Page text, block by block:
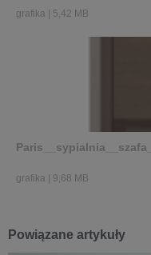
grafika 5,42 MB
grafika 9,68 MB
Powiązane artykuły